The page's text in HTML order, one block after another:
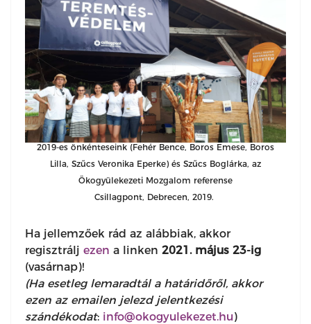
2019-es önkénteseink (Fehér Bence, Boros Emese, Boros
Lilla, Szűcs Veronika Eperke) és Szűcs Boglárka, az
Ökogyülekezeti Mozgalom referense
Csillagpont, Debrecen, 2019.
Ha jellemzőek rád az alábbiak, akkor
regisztrálj ezen a linken 2021. május 23-ig
(vasárnap)!
(Ha esetleg lemaradtál a határidőről, akkor
ezen az emailen jelezd jelentkezési
szándékodat: info@okogyulekezet.hu)